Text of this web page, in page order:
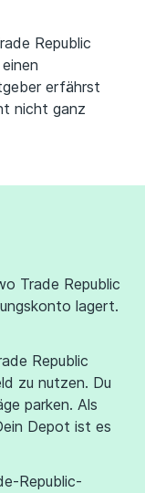
Republic
erfährst
nicht ganz
Trade Republic
lagert.
Republic
zu nutzen. Du
parken. Als
Depot ist es
Republic-